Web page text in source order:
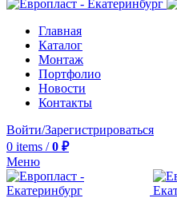
Главная
Каталог
Монтаж
Портфолио
Новости
Контакты
Войти/Зарегистрироваться
0 items / 0 ₽
Меню